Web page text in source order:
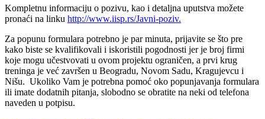
Kompletnu informaciju o pozivu, kao i detaljna uputstva možete
pronaći na linku http://www.iisp.rs/Javni-poziv.
Za popunu formulara potrebno je par minuta, prijavite se što pre
kako biste se kvalifikovali i iskoristili pogodnosti jer je broj firmi
koje mogu učestvovati u ovom projektu ograničen, a prvi krug
treninga je već završen u Beogradu, Novom Sadu, Kragujevcu i
Nišu. Ukoliko Vam je potrebna pomoć oko popunjavanja formulara
ili imate dodatnih pitanja, slobodno se obratite na neki od telefona
naveden u potpisu.